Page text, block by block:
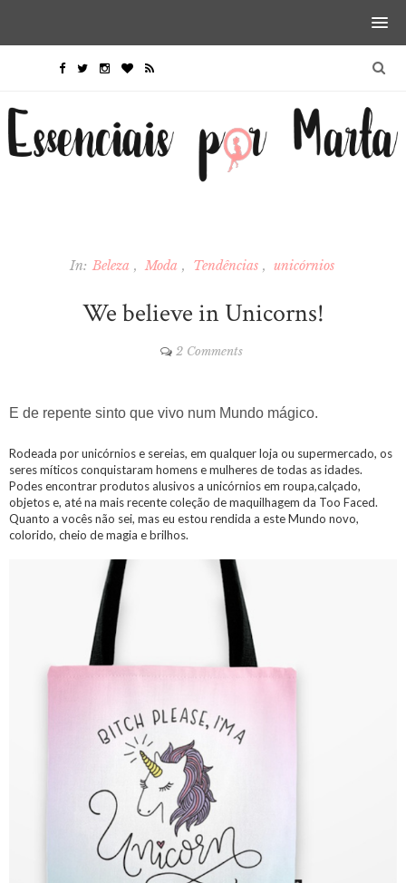
In: Beleza Moda Tendências unicórnios
We believe in Unicorns!
2 Comments
E de repente sinto que vivo num Mundo mágico.
Rodeada por unicórnios e sereias, em qualquer loja ou supermercado, os
seres míticos conquistaram homens e mulheres de todas as idades.
Podes encontrar produtos alusivos a unicórnios em roupa,calçado,
objetos e, até na mais recente coleção de maquilhagem da Too Faced.
Quanto a vocês não sei, mas eu estou rendida a este Mundo novo,
colorido, cheio de magia e brilhos.